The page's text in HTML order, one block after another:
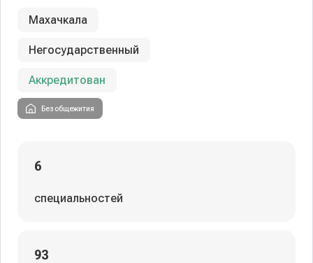
Махачкала
Негосударственный
Аккредитован
Без общежития
6
специальностей
93